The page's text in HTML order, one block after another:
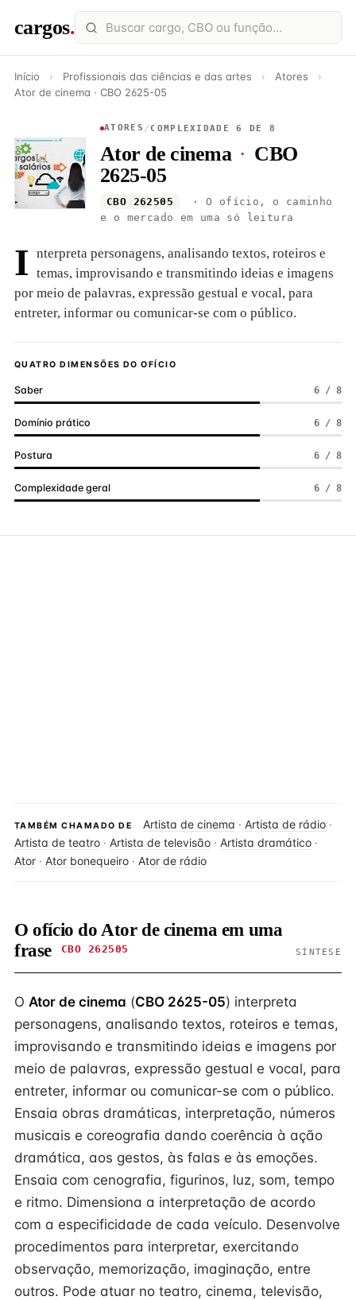
cargos.
Início › Profissionais das ciências e das artes › Atores
›
Ator de cinema · CBO 2625-05
ATORES / COMPLEXIDADE 6 DE 8
Ator de cinema · CBO
2625-05
CBO 262505
· O ofício, o caminho
e o mercado em uma só leitura
I nterpreta personagens, analisando textos, roteiros e
temas, improvisando e transmitindo ideias e imagens
por meio de palavras, expressão gestual e vocal, para
entreter, informar ou comunicar-se com o público.
QUATRO DIMENSÕES DO OFÍCIO
Saber 6 / 8
Domínio prático 6 / 8
Postura 6 / 8
Complexidade geral 6 / 8
TAMBÉM CHAMADO DE Artista de cinema · Artista de rádio ·
Artista de teatro · Artista de televisão · Artista dramático ·
Ator · Ator bonequeiro · Ator de rádio
O ofício do Ator de cinema em uma
frase
CBO 262505 SÍNTESE
O Ator de cinema (CBO 2625-05) interpreta
personagens, analisando textos, roteiros e temas,
improvisando e transmitindo ideias e imagens por
meio de palavras, expressão gestual e vocal, para
entreter, informar ou comunicar-se com o público.
Ensaia obras dramáticas, interpretação, números
musicais e coreografia dando coerência à ação
dramática, aos gestos, às falas e às emoções.
Ensaia com cenografia, figurinos, luz, som, tempo
e ritmo. Dimensiona a interpretação de acordo
com a especificidade de cada veículo. Desenvolve
procedimentos para interpretar, exercitando
observação, memorização, imaginação, entre
outros. Pode atuar no teatro, cinema, televisão,